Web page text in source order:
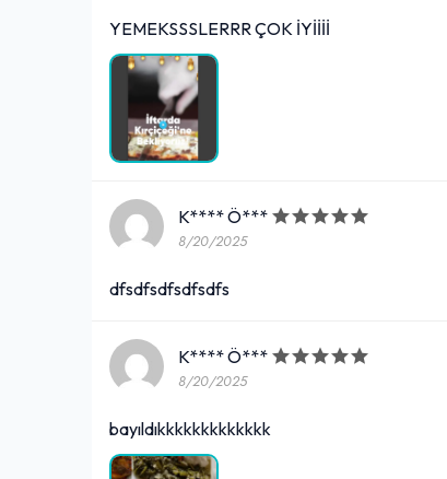
YEMEKSSSLERRR ÇOK İYİİİİ
K**** Ö***
8/20/2025
dfsdfsdfsdfsdfs
K**** Ö***
8/20/2025
bayıldıkkkkkkkkkkkkk